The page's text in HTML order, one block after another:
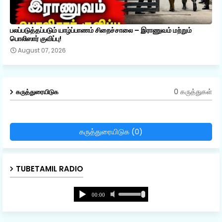
பலப்படுத்தப்படும் யாழ்ப்பாணம் சிறைச்சாலை – இராணுவம் மற்றும்
பொலிஸார் குவிப்பு!
August 07, 2026
கருத்துரையிடுக 0 கருத்துகள்
கருத்துரையிடுக (0)
TUBETAMIL RADIO